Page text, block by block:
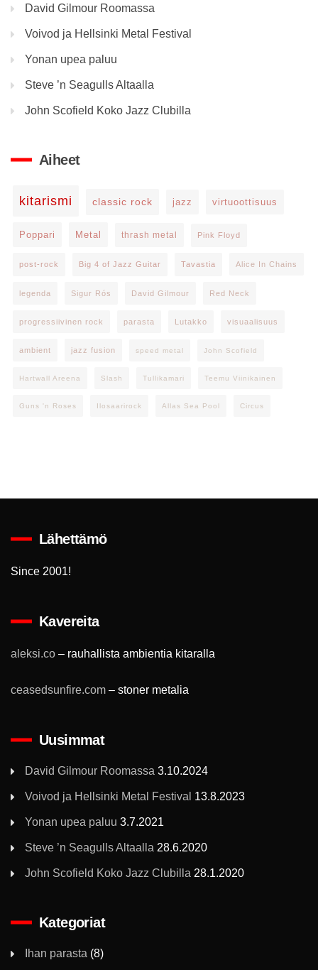
David Gilmour Roomassa
Voivod ja Hellsinki Metal Festival
Yonan upea paluu
Steve ’n Seagulls Altaalla
John Scofield Koko Jazz Clubilla
Aiheet
kitarismi classic rock jazz virtuoottisuus
Poppari Metal thrash metal Pink Floyd
post-rock Big 4 of Jazz Guitar Tavastia Alice In Chains
legenda Sigur Rós David Gilmour Red Neck
progressiivinen rock parasta Lutakko visuaalisuus
ambient jazz fusion speed metal John Scofield
Hartwall Areena Slash Tullikamari Teemu Viinikainen
Guns 'n Roses Ilosaarirock Allas Sea Pool Circus
Lähettämö
Since 2001!
Kavereita
aleksi.co – rauhallista ambientia kitaralla
ceasedsunfire.com – stoner metalia
Uusimmat
David Gilmour Roomassa 3.10.2024
Voivod ja Hellsinki Metal Festival 13.8.2023
Yonan upea paluu 3.7.2021
Steve ’n Seagulls Altaalla 28.6.2020
John Scofield Koko Jazz Clubilla 28.1.2020
Kategoriat
Ihan parasta (8)